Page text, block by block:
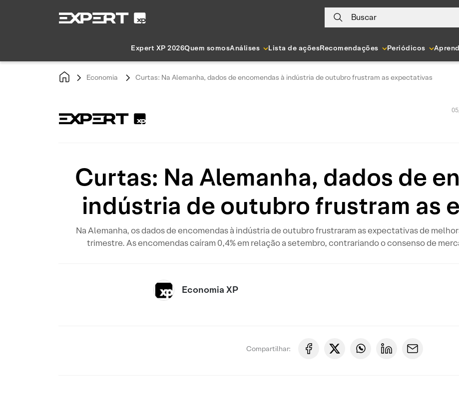
Buscar
Expert XP 2026Quem somosAnálises Lista de açõesRecomendações Periódicos
Economia Curtas: Na Alemanha, dados de encomendas à indústria de outubro frustram as expectativas
Curtas: Na Alemanha, dados de
indústria de outubro frustram as
Na Alemanha, os dados de encomendas à indústria de outubro frustraram as expectativas de
trimestre. As encomendas caíram 0,4% em relação a setembro, contrariando o consenso de
Economia XP
Compartilhar: